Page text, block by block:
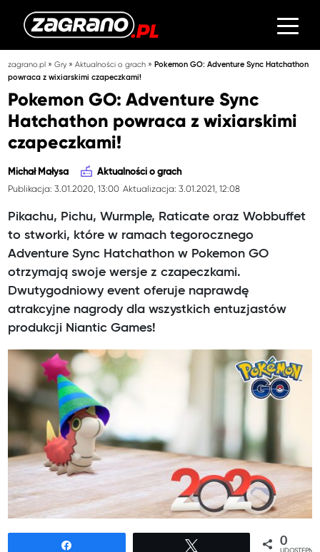
zagrano.pl »Gry»Aktualności o grach »Pokemon GO: Adventure Sync Hatchathon
powraca z wixiarskimi czapeczkami!
Pokemon GO: Adventure Sync
Hatchathon powraca z wixiarskimi
czapeczkami!
Michał Małysa Aktualności o grach
Publikacja: 3.01.2020, 13:00 Aktualizacja: 3.01.2021, 12:08
Pikachu, Pichu, Wurmple, Raticate oraz Wobbuffet
to stworki, które w ramach tegorocznego
Adventure Sync Hatchathon w Pokemon GO
otrzymają swoje wersje z czapeczkami.
Dwutygodniowy event oferuje naprawdę
atrakcyjne nagrody dla wszystkich entuzjastów
produkcji Niantic Games!
0